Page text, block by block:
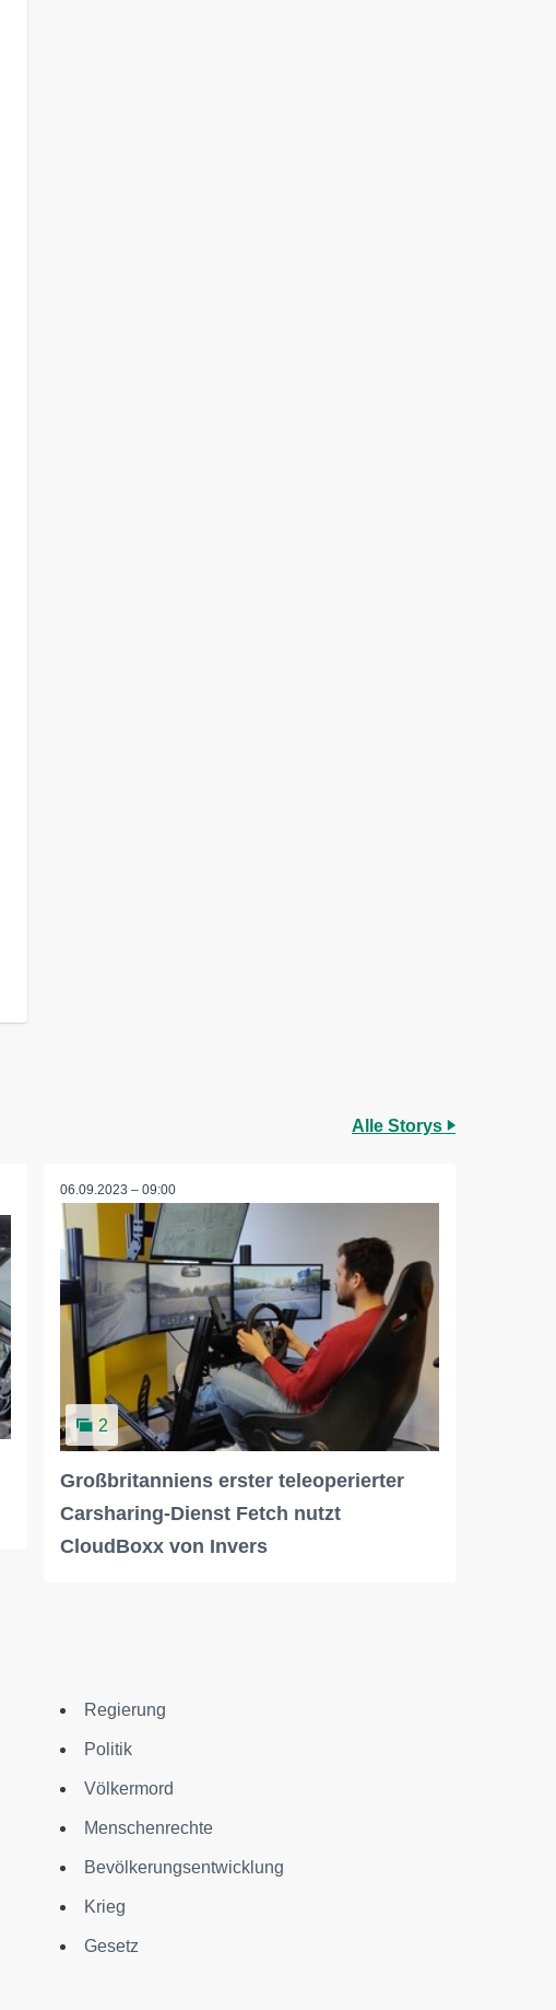
Alle Storys
06.09.2023 – 09:00
2
Großbritanniens erster teleoperierter
Carsharing-Dienst Fetch nutzt
CloudBoxx von Invers
Regierung
Politik
Völkermord
Menschenrechte
Bevölkerungsentwicklung
Krieg
Gesetz